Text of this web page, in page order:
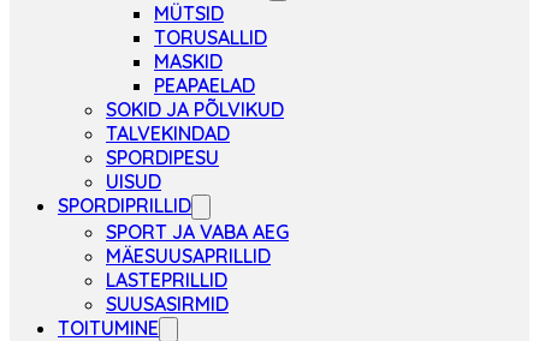
MÜTSID
TORUSALLID
MASKID
PEAPAELAD
SOKID JA PÕLVIKUD
TALVEKINDAD
SPORDIPESU
UISUD
SPORDIPRILLID
SPORT JA VABA AEG
MÄESUUSAPRILLID
LASTEPRILLID
SUUSASIRMID
TOITUMINE